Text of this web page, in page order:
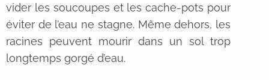
vider les soucoupes et les cache-pots pour
éviter de l’eau ne stagne. Même dehors, les
racines peuvent mourir dans un sol trop
longtemps gorgé d’eau.